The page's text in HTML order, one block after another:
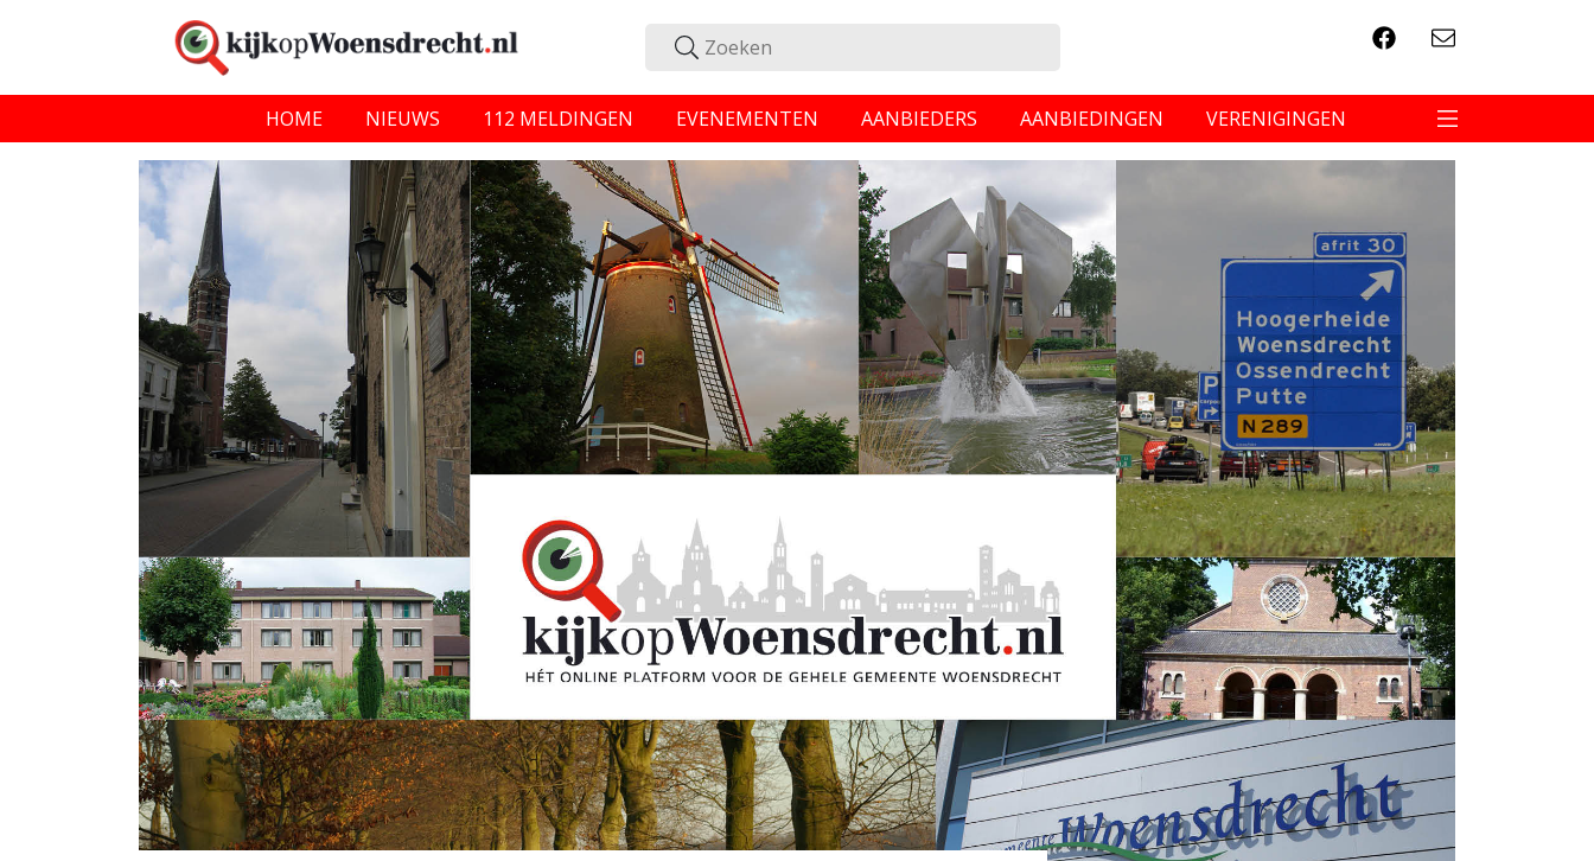
HOME NIEUWS 112 MELDINGEN EVENEMENTEN AANBIEDERS AANBIEDINGEN VERENIGINGEN